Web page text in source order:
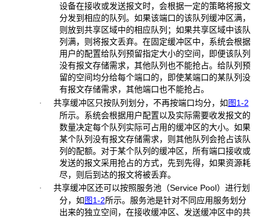
设备在接收或发送报文时，会根据一定的策略将报文
分发到相应的队列。如果该端口的该队列缓冲区满，
则放到共享区域中的相应队列；如果共享区域中该队
列满，则将报文丢弃。在固定缓冲区中，系统会根据
用户的配置给队列预留指定大小的空间，即便该队列
没有报文存储需求，其他队列也不能抢占。给队列预
留的空间均分给每个端口的，即使某端口的某队列没
有报文存储需求，其他端口也不能抢占。
· 共享缓冲区只按队列划分，不再按端口均分，如图1-2
所示。系统会根据用户配置以及实际需要收发报文的
数量决定每个队列实际可占用的缓冲区的大小。如果
某个队列没有报文存储需求，则其他队列会抢占该队
列的配额。对于某个队列的缓冲区，所有端口接收或
发送的报文采用抢占的方式，先到先得，如果资源耗
尽，则后到达的报文将被丢弃。
· 共享缓冲区还可以按照服务池（Service Pool）进行划
分，如图1-2所示。服务池是针对不同应用服务划分
出来的独立空间，在接收缓冲区、发送缓冲区中的共